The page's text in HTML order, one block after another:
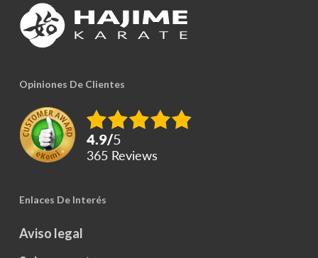
Opiniones De Clientes
4.9/5
365 reviews
Enlaces De Interés
Aviso legal